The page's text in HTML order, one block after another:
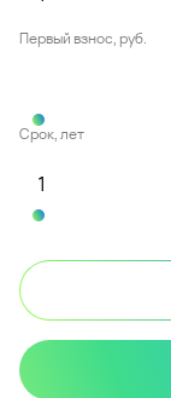
Первый взнос, руб.
Срок, лет